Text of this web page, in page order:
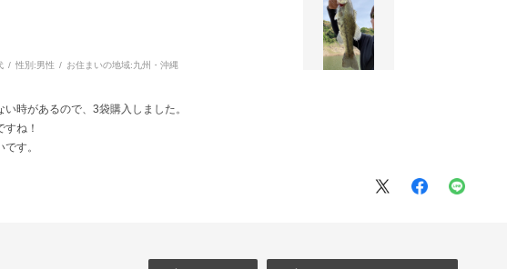
性別:男性 お住まいの地域:九州・沖縄
時があるので、3袋購入しました。
ね！
す。